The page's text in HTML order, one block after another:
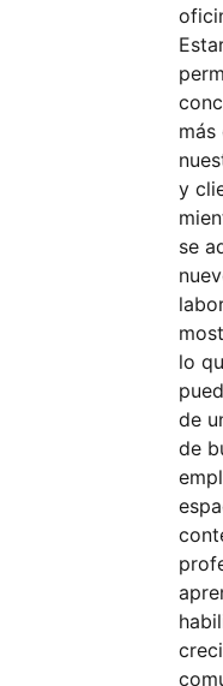
más
y
se
lo
de
de